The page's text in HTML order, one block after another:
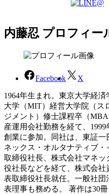
内藤忍 プロフィー
Facebook X
1964年生まれ。東京大学経
大学（MIT）経営大学院（ス
ジメント）修士課程卒（
産運用会社勤務を経て、
創業に参加。同社は、東証
ネックス・オルタナティブ
取締役社長、株式会社マネ
役社長などを経て、株式会
表取締役社長就任。一般社
表理事も務める。 著作は30